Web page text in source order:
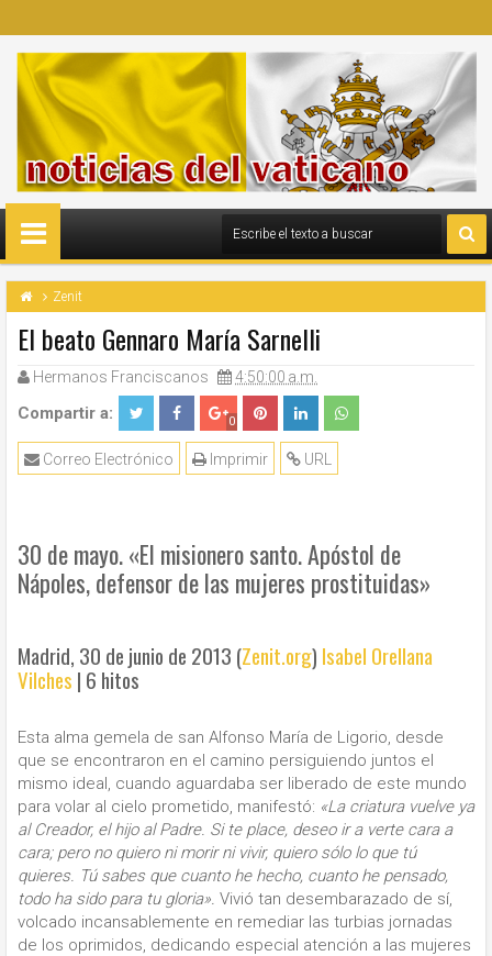
Zenit
El beato Gennaro María Sarnelli
Hermanos Franciscanos 4:50:00 a.m.
Compartir a: 0
URL
Imprimir
Correo Electrónico
30 de mayo. «El misionero santo. Apóstol de
Nápoles, defensor de las mujeres prostituidas»
Madrid, 30 de junio de 2013 (Zenit.org) Isabel Orellana
Vilches | 6 hitos
Esta alma gemela de san Alfonso María de Ligorio, desde
que se encontraron en el camino persiguiendo juntos el
mismo ideal, cuando aguardaba ser liberado de este mundo
para volar al cielo prometido, manifestó: «La criatura vuelve ya
al Creador, el hijo al Padre. Si te place, deseo ir a verte cara a
cara; pero no quiero ni morir ni vivir, quiero sólo lo que tú
quieres. Tú sabes que cuanto he hecho, cuanto he pensado,
todo ha sido para tu gloria». Vivió tan desembarazado de sí,
volcado incansablemente en remediar las turbias jornadas
de los oprimidos, dedicando especial atención a las mujeres